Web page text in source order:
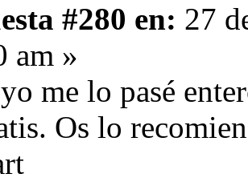
#280 en: 27
am »
me lo pasé
Os lo